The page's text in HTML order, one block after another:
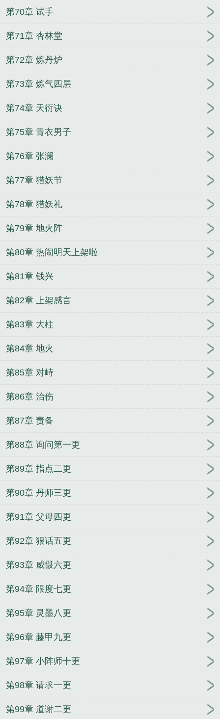
第70章 试手
第71章 杏林堂
第72章 炼丹炉
第73章 炼气四层
第74章 天衍诀
第75章 青衣男子
第76章 张澜
第77章 猎妖节
第78章 猎妖礼
第79章 地火阵
第80章 热闹明天上架啦
第81章 钱兴
第82章 上架感言
第83章 大柱
第84章 地火
第85章 对峙
第86章 治伤
第87章 责备
第88章 询问第一更
第89章 指点二更
第90章 丹师三更
第91章 父母四更
第92章 狠话五更
第93章 威慑六更
第94章 限度七更
第95章 灵墨八更
第96章 藤甲九更
第97章 小阵师十更
第98章 请求一更
第99章 道谢二更